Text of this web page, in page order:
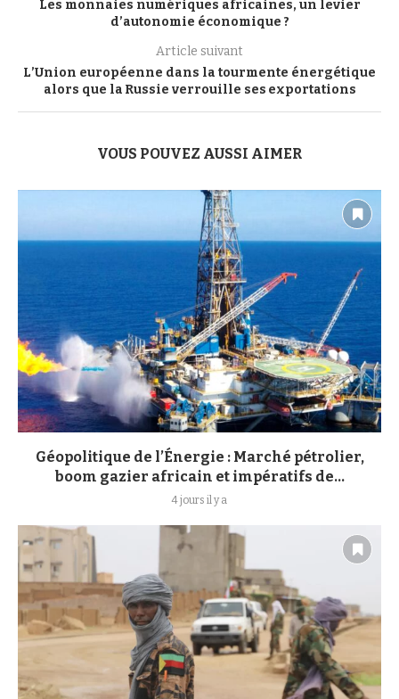
Les monnaies numériques africaines, un levier
d’autonomie économique ?
Article suivant
L’Union européenne dans la tourmente énergétique
alors que la Russie verrouille ses exportations
VOUS POUVEZ AUSSI AIMER
Géopolitique de l’Énergie : Marché pétrolier,
boom gazier africain et impératifs de...
4 jours il y a